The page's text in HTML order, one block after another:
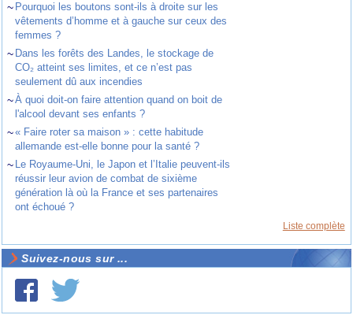
~ Pourquoi les boutons sont-ils à droite sur les
vêtements d’homme et à gauche sur ceux des
femmes ?
~ Dans les forêts des Landes, le stockage de
CO₂ atteint ses limites, et ce n’est pas
seulement dû aux incendies
~À quoi doit-on faire attention quand on boit de
l'alcool devant ses enfants ?
~« Faire roter sa maison » : cette habitude
allemande est-elle bonne pour la santé ?
~ Le Royaume-Uni, le Japon et l’Italie peuvent-ils
réussir leur avion de combat de sixième
génération là où la France et ses partenaires
ont échoué ?
Liste complète
Suivez-nous sur ...